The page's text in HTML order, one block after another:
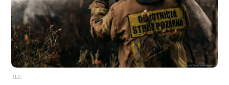
RED.